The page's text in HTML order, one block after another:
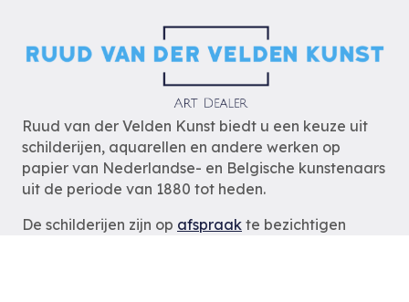
Ruud van der Velden Kunst biedt u een keuze uit
schilderijen, aquarellen en andere werken op
papier van Nederlandse- en Belgische kunstenaars
uit de periode van 1880 tot heden.
De schilderijen zijn op afspraak te bezichtigen